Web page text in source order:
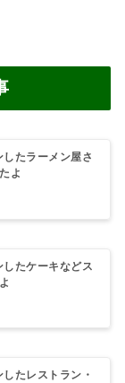
たラーメン屋さ
よ
たケーキなどス
たレストラン・